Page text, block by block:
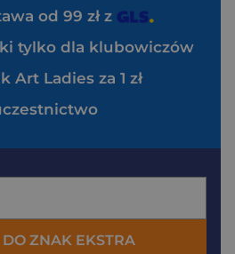
od 99 zł z
tylko dla klubowiczów
Art Ladies za 1 zł
ZNAK EKSTRA